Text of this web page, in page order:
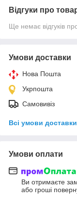
Відгуки про
Ще немає відгуків
Умови доставки
Нова Пошта
Укрпошта
Самовивіз
Всі умови доставки
Умови оплати
Ви отримаєте
або гроші